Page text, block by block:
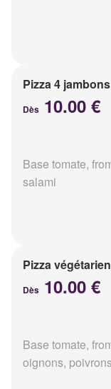
Pizza 4 jambons
Dès 10.00 €
Base tomate,
salami
Pizza
Dès 10.00 €
Base tomate,
oignons,